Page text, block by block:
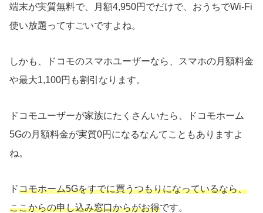
端末が実質無料で、月額4,950円でだけで、おうちでWi-Fi
使い放題ってすごいですよね。
しかも、ドコモのスマホユーザーなら、スマホの月額料金
や最大1,100円も割引なります。
ドコモユーザーが家族にたくさんいたら、ドコモホーム
5Gの月額料金が実質0円になるなんてこともありますよ
ね。
ドコモホーム5Gをすでに買うつもりになっているなら、
ここからの申し込み窓口からがお得です。